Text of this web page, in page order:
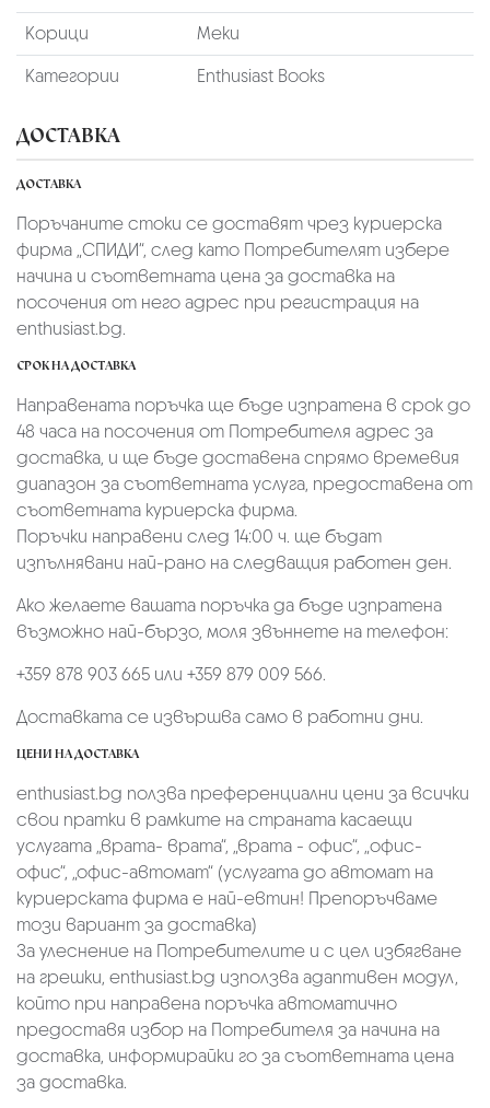
Корици
Меки
Категории
Enthusiast Books
ДОСТАВКА
ДОСТАВКА
Поръчаните стоки се доставят чрез куриерскa
фирмa „СПИДИ“, след като Потребителят избере
начина и съответната цена за доставка на
посочения от него адрес при регистрация на
enthusiast.bg.
СРОК НА ДОСТАВКА
Направената поръчка ще бъде изпратена в срок до
48 часа на посочения от Потребителя адрес за
доставка, и ще бъде доставена спрямо времевия
диапазон за съответната услуга, предоставена от
съответната куриерска фирма.
Поръчки направени след 14:00 ч. ще бъдат
изпълнявани най-рано на следващия работен ден.
Ако желаете вашата поръчка да бъде изпратена
възможно най-бързо, моля звъннете на телефон:
+359 878 903 665 или +359 879 009 566.
Доставката се извършва само в работни дни.
ЦЕНИ НА ДОСТАВКА
enthusiast.bg ползва преференциални цени за всички
свои пратки в рамките на страната касаещи
услугата „врата- врата“, „врата - офис“, „oфис-
офис“, „офис-автомат“ (услугата до автомат на
куриерската фирма е най-евтин! Препоръчваме
този вариант за доставка)
За улеснение на Потребителите и с цел избягване
на грешки, enthusiast.bg използва адаптивен модул,
който при направена поръчка автоматично
предоставя избор на Потребителя за начина на
доставка, информирайки го за съответната цена
за доставка.